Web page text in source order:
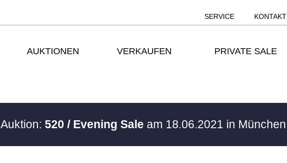
SERVICE KONTAKT
AUKTIONEN VERKAUFEN PRIVATE SALE
Auktion: 520 / Evening Sale am 18.06.2021 in München